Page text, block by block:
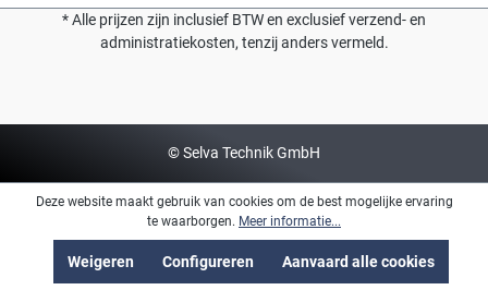
* Alle prijzen zijn inclusief BTW en exclusief verzend- en
administratiekosten, tenzij anders vermeld.
© Selva Technik GmbH
Deze website maakt gebruik van cookies om de best mogelijke ervaring
te waarborgen. Meer informatie...
Weigeren Configureren Aanvaard alle cookies